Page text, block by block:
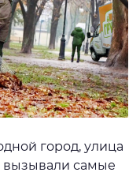
город, улица
самые